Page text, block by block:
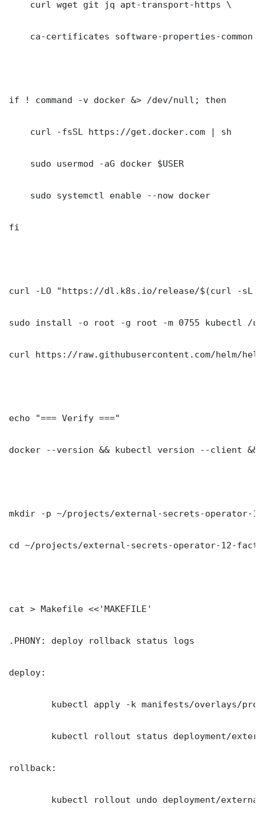
    curl wget git jq apt-transport-https \
ca-certificates software-properties-common
if ! command -v docker &> /dev/null; then
    curl -fsSL https://get.docker.com | sh
    sudo usermod -aG docker $USER
    sudo systemctl enable --now docker
fi
curl -LO "https://dl.k8s.io/release/$(curl -sL
sudo install -o root -g root -m 0755 kubectl /
curl https://raw.githubusercontent.com/helm/
echo "=== Verify ==="
docker --version && kubectl version --client &&
mkdir -p ~/projects/external-secrets-operator-
cd ~/projects/external-secrets-operator-12-
cat > Makefile <<'MAKEFILE'
.PHONY: deploy rollback status logs
deploy:
rollback: